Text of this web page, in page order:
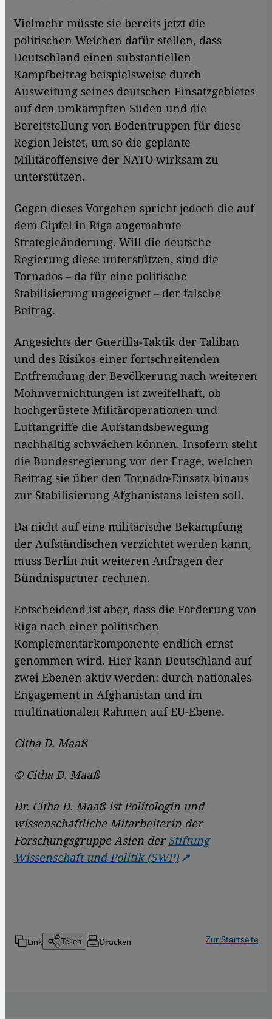
Vielmehr müsste sie bereits jetzt die
politischen Weichen dafür stellen, dass
Deutschland einen substantiellen
Kampfbeitrag beispielsweise durch
Ausweitung seines deutschen Einsatzgebietes
auf den umkämpften Süden und die
Bereitstellung von Bodentruppen für diese
Region leistet, um so die geplante
Militäroffensive der NATO wirksam zu
unterstützen.
Gegen dieses Vorgehen spricht jedoch die auf
dem Gipfel in Riga angemahnte
Strategieänderung. Will die deutsche
Regierung diese unterstützen, sind die
Tornados – da für eine politische
Stabilisierung ungeeignet – der falsche
Beitrag.
Angesichts der Guerilla-Taktik der Taliban
und des Risikos einer fortschreitenden
Entfremdung der Bevölkerung nach weiteren
Mohnvernichtungen ist zweifelhaft, ob
hochgerüstete Militäroperationen und
Luftangriffe die Aufstandsbewegung
nachhaltig schwächen können. Insofern steht
die Bundesregierung vor der Frage, welchen
Beitrag sie über den Tornado-Einsatz hinaus
zur Stabilisierung Afghanistans leisten soll.
Da nicht auf eine militärische Bekämpfung
der Aufständischen verzichtet werden kann,
muss Berlin mit weiteren Anfragen der
Bündnispartner rechnen.
Entscheidend ist aber, dass die Forderung von
Riga nach einer politischen
Komplementärkomponente endlich ernst
genommen wird. Hier kann Deutschland auf
zwei Ebenen aktiv werden: durch nationales
Engagement in Afghanistan und im
multinationalen Rahmen auf EU-Ebene.
Citha D. Maaß
© Citha D. Maaß
​​Dr. Citha D. Maaß ist Politologin und
wissenschaftliche Mitarbeiterin der
Forschungsgruppe Asien derStiftung
Wissenschaft und Politik (SWP)
Link Teilen Drucken Zur Startseite